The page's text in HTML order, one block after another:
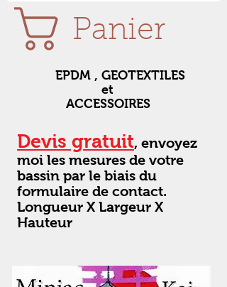
Panier
, GEOTEXTILES
Devis gratuit, envoyez
moi les mesures de votre
bassin par le biais du
formulaire de contact.
Longueur X Largeur X
Hauteur